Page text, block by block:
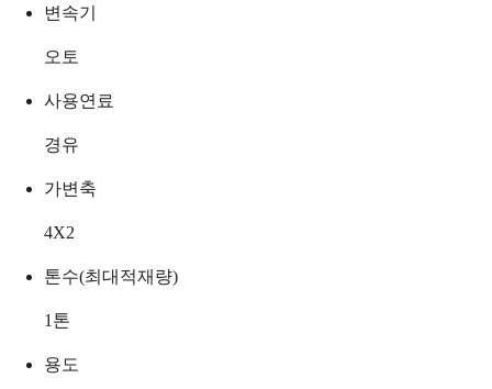
변속기
오토
사용연료
경유
가변축
4X2
톤수(최대적재량)
1 톤
용도